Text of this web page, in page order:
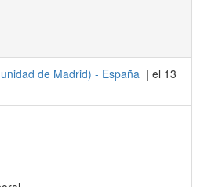
de Madrid) - España | el 13